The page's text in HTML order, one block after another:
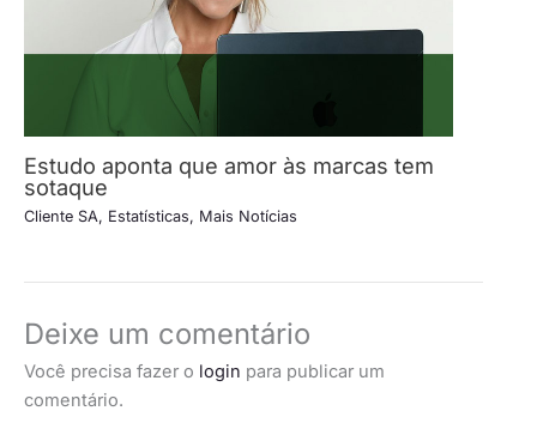
Estudo aponta que amor às marcas tem
sotaque
Cliente SA, Estatísticas, Mais Notícias
Deixe um comentário
Você precisa fazer o login para publicar um
comentário.